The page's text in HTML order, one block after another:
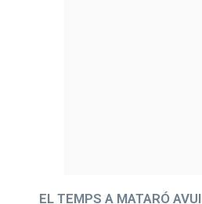
EL TEMPS A MATARÓ AVUI